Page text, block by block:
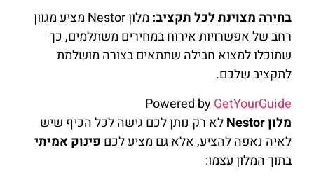
בחירה מצוינת לכל תקציב:
מלון Nestor מציע מגוון
רחב של אפשרויות אירוח במחירים משתלמים, כך
שתוכלו למצוא חבילה שתתאים בצורה מושלמת
לתקציב שלכם.
Powered byGetYourGuide
מלון Nestor
לא רק נותן לכם גישה לכל הכיף שיש
לאיה נאפה להציע, אלא גם מציע לכם פינוק אמיתי
בתוך המלון עצמו: